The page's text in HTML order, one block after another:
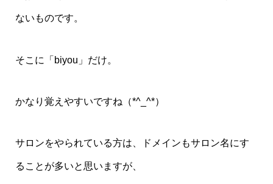
ないものです。
そこに「biyou」だけ。
かなり覚えやすいですね（*^_^*）
サロンをやられている方は、ドメインもサロン名にす
ることが多いと思いますが、